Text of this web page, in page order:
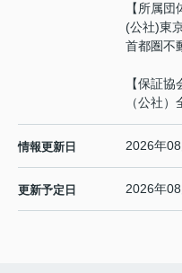
【所属団
(公社)東
首都圏不
【保証協
（公社
情報更新日 2026年
更新予定日 2026年